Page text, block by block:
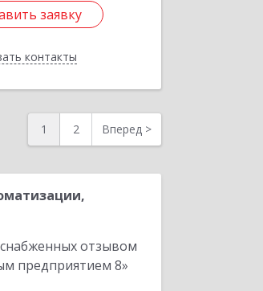
заявку
контакты
заявку
Назад
1 2 Вперед >
отзывом
предприятием 8»